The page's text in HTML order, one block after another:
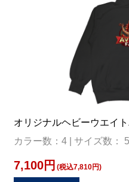
オリジナルヘビーウエイ
カラー数：4 | サイズ数： 5
7,100円 (税込7,810円)